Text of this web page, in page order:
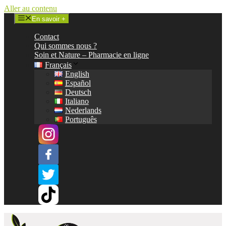
Aller au contenu
En savoir +
Contact
Qui sommes nous ?
Soin et Nature – Pharmacie en ligne
Français
English
Español
Deutsch
Italiano
Nederlands
Português